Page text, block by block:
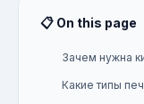
📋 On this page
Зачем нужна
Какие типы